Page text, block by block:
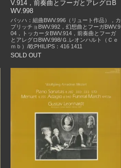
V.914，前奏曲とフーガとアレグロB
WV.998
バッハ：組曲BWV.996（リュート作品），カ
プリッチョBWV.992，幻想曲とフーガBWV.9
04，トッカータBWV.914，前奏曲とフーガ
とアレグロBWV.998/Ｇ.レオンハルト（Ｃｅ
ｍｂ）/欧PHILIPS：416 1411
SOLD OUT